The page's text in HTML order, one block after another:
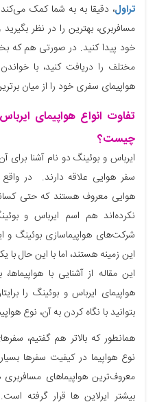
تراول، دقیقا به به شما کمک می‌کند
مسافربری، بهترین را در نظر
خود پیدا کنید. در صورتی هم که
مختلف را دریافت کنید، با
هواپیمای سفری خود را از میان
تفاوت انواع هواپیمای
چیست؟
ایرباس و بوئینگ دو نام آشنا برای
سفر هوایی علاقه دارند. در
هوایی معروف هستند که حتی
نکرده‌اند هم اسم ایرباس و
شرکت‌های هواپیماسازی بوئینگ و
این زمینه هستند، اما با این حال
این مقاله از آشنایی با
هواپیمای ایرباس و بوئینگ را
بتوانید با نگاه کردن به آن، نوع
همانطور که بالاتر هم گفتیم،
نوع هواپیما در کیفیت سفرها
معروف‌ترین هواپیماهای
بیشتر ایرلاین ها قرار گرفته